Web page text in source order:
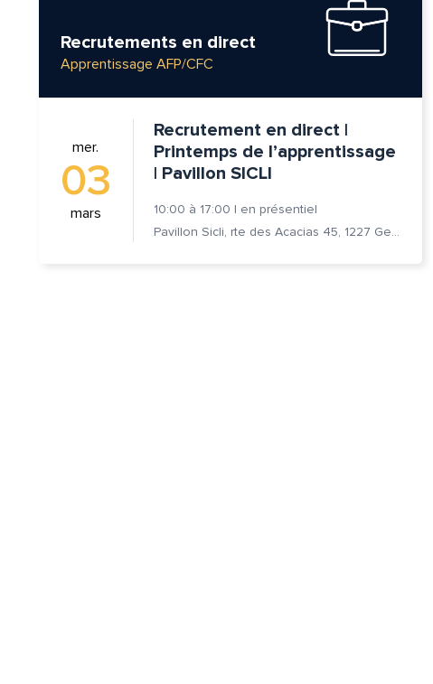
Recrutements en direct
Apprentissage AFP/CFC
mer.
03
mars
Recrutement en direct |
Printemps de l’apprentissage
| Pavillon SICLI
10:00 à 17:00 | en présentiel
Pavillon Sicli, rte des Acacias 45, 1227 Genève
Quelle est la pertinence de